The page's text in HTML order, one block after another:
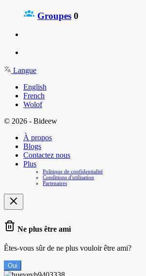
Groupes 0
Langue
English
French
Wolof
© 2026 - Bideew
À propos
Blogs
Contactez nous
Plus
Politique de confidentialité
Conditions d'utilisation
Partenaires
Ne plus être ami
Êtes-vous sûr de ne plus vouloir être ami?
Oui